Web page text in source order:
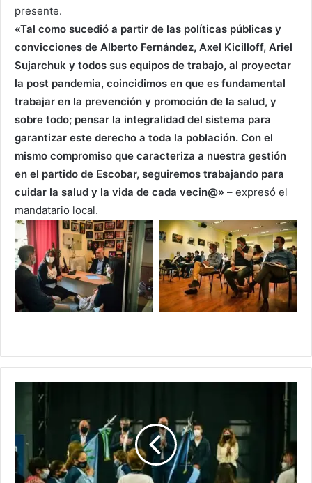
presente.
«Tal como sucedió a partir de las políticas públicas y
convicciones de Alberto Fernández, Axel Kicilloff, Ariel
Sujarchuk y todos sus equipos de trabajo, al proyectar
la post pandemia, coincidimos en que es fundamental
trabajar en la prevención y promoción de la salud, y
sobre todo; pensar la integralidad del sistema para
garantizar este derecho a toda la población. Con el
mismo compromiso que caracteriza a nuestra gestión
en el partido de Escobar, seguiremos trabajando para
cuidar la salud y la vida de cada vecin@» – expresó el
mandatario local.